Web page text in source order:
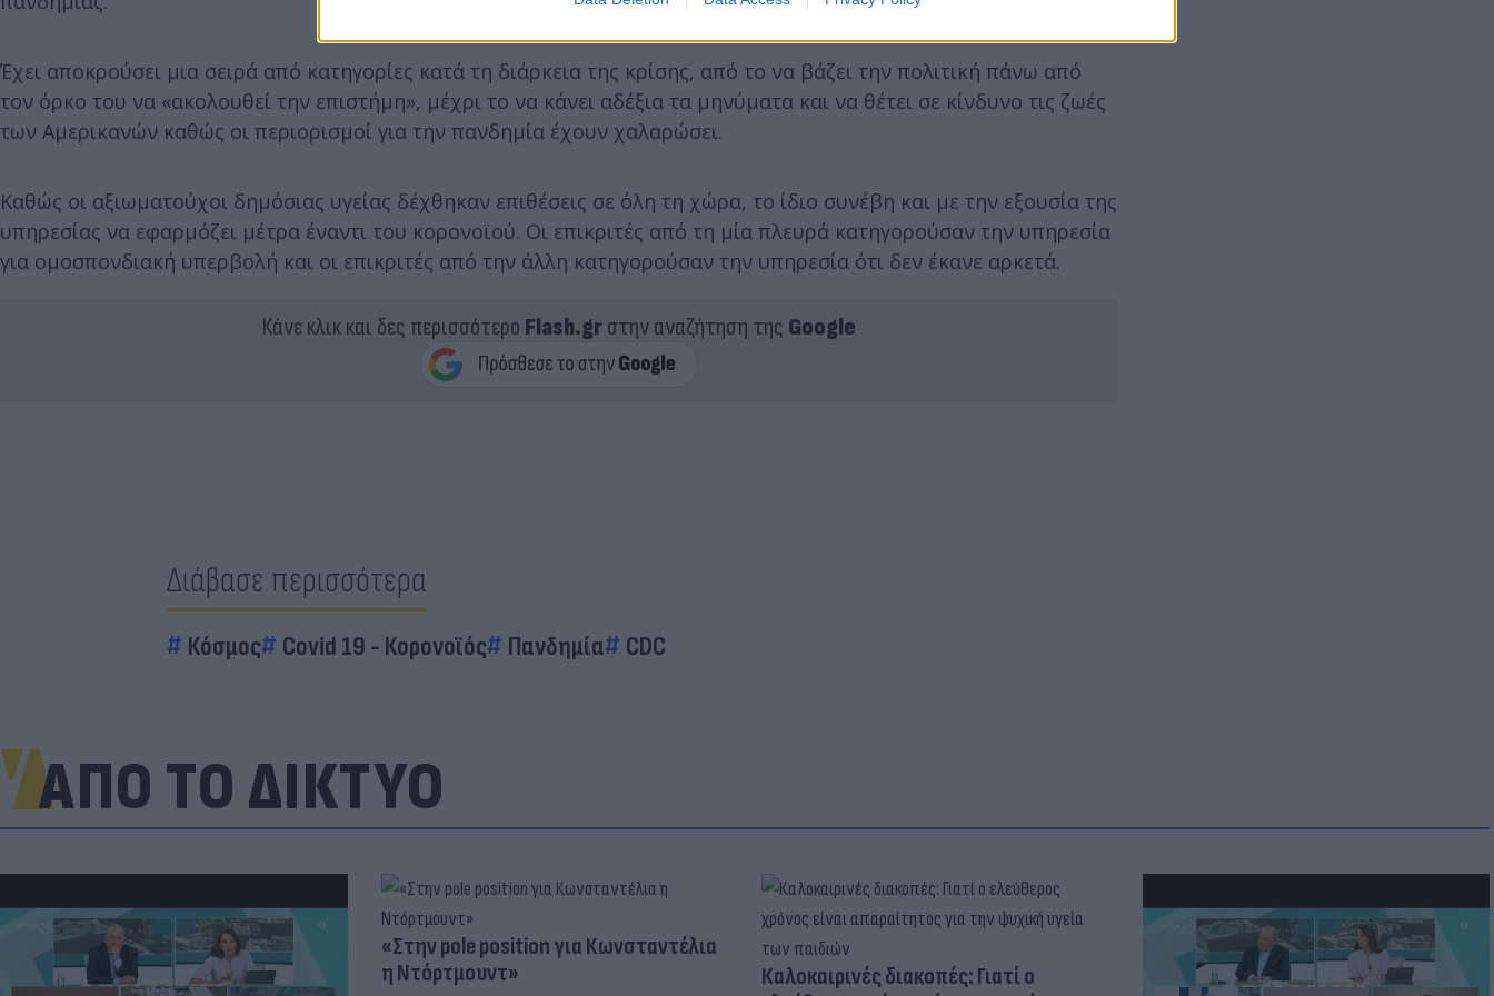
Έχει αποκρούσει μια σειρά από κατηγορίες κατά τη διάρκεια της κρίσης, από το να βάζει την πολιτική πάνω από
τον όρκο του να «ακολουθεί την επιστήμη», μέχρι το να κάνει αδέξια τα μηνύματα και να θέτει σε κίνδυνο τις ζωές
των Αμερικανών καθώς οι περιορισμοί για την πανδημία έχουν χαλαρώσει.
Καθώς οι αξιωματούχοι δημόσιας υγείας δέχθηκαν επιθέσεις σε όλη τη χώρα, το ίδιο συνέβη και με την εξουσία της
υπηρεσίας να εφαρμόζει μέτρα έναντι του κορονοϊού. Οι επικριτές από τη μία πλευρά κατηγορούσαν την υπηρεσία
για ομοσπονδιακή υπερβολή και οι επικριτές από την άλλη κατηγορούσαν την υπηρεσία ότι δεν έκανε αρκετά.
Κάνε κλικ και δες περισσότερο Flash.grστην αναζήτηση της Google
Διάβασε περισσότερα
Κόσμος Covid 19 - Κορονοϊός Πανδημία CDC
ΑΠΟ ΤΟ ΔΙΚΤΥΟ
«Στην pole position για Κωνσταντέλια
η Ντόρτμουντ»
Καλοκαιρινές διακοπές: Γιατί ο